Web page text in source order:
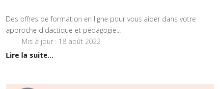
Des offres de formation en ligne pour vous aider dans votre
approche didactique et pédagogie...
Mis à jour : 18 août 2022
Lire la suite...